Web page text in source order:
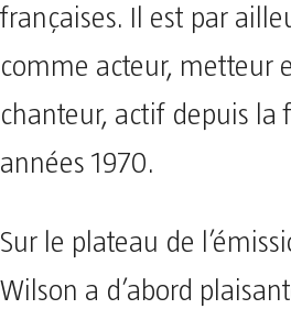
françaises. Il est par
comme acteur, metteur
chanteur, actif depuis la
années 1970.
Sur le plateau de
Wilson a d’abord